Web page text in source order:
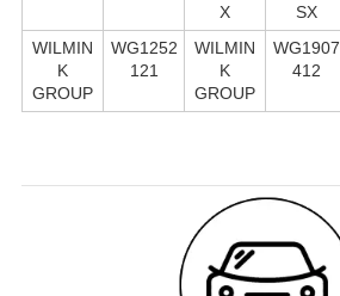
X
SX
WILMIN
K
GROUP
WG1252
121
WILMIN
K
GROUP
WG1907
412